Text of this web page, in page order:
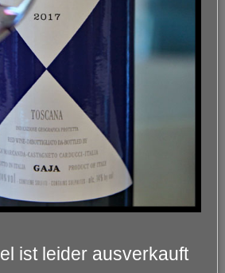
ist leider ausverkauft